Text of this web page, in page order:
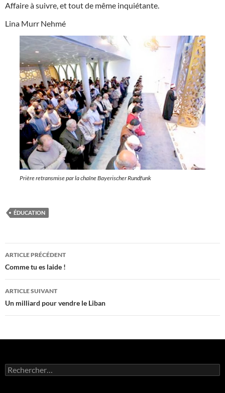
Affaire à suivre, et tout de même inquiétante.
Lina Murr Nehmé
Prière retransmise par la chaîne Bayerischer Rundfunk
ÉDUCATION
Navigation
des
articles
ARTICLE PRÉCÉDENT
Comme tu es laide !
ARTICLE SUIVANT
Un milliard pour vendre le Liban
Rechercher :